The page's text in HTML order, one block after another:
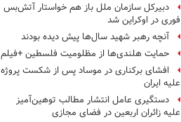
دبیرکل سازمان ملل باز هم خواستار آتش‌بس
فوری در اوکراین شد
آنچه رهبر شهید سال‌ها پیش دیده بودند
حمایت هلندی‌ها از مظلومیت فلسطین +فیلم
افشای برکناری در موساد پس از شکست پروژه
علیه ایران
دستگیری عامل انتشار مطالب توهین‌آمیز
علیه زائران اربعین در فضای مجازی